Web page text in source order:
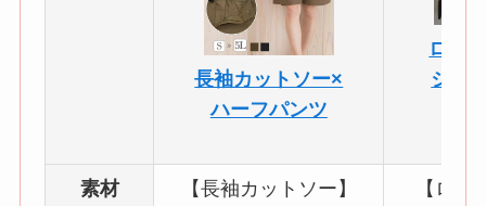
長袖カットソー×
ハーフパンツ
ロゴ
ジョ
素材
【長袖カットソー】
【ロゴ